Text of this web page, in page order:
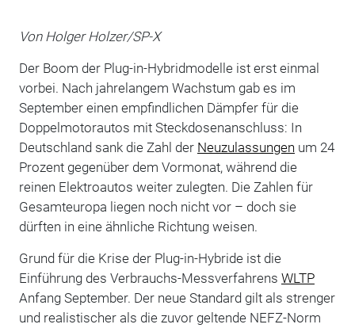
Von Holger Holzer/SP-X
Der Boom der Plug-in-Hybridmodelle ist erst einmal
vorbei. Nach jahrelangem Wachstum gab es im
September einen empfindlichen Dämpfer für die
Doppelmotorautos mit Steckdosenanschluss: In
Deutschland sank die Zahl der Neuzulassungen um 24
Prozent gegenüber dem Vormonat, während die
reinen Elektroautos weiter zulegten. Die Zahlen für
Gesamteuropa liegen noch nicht vor – doch sie
dürften in eine ähnliche Richtung weisen.
Grund für die Krise der Plug-in-Hybride ist die
Einführung des Verbrauchs-Messverfahrens WLTP
Anfang September. Der neue Standard gilt als strenger
und realistischer als die zuvor geltende NEFZ-Norm